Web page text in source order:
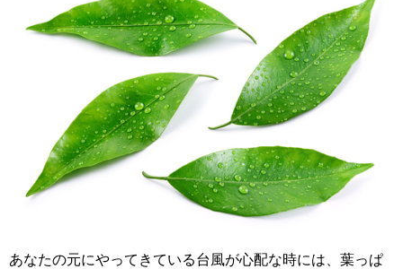
あなたの元にやってきている台風が心配な時には、葉っぱ